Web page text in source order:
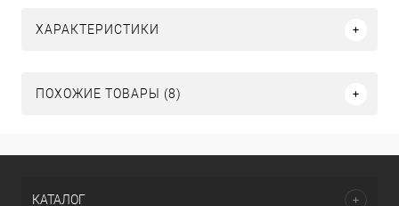
ХАРАКТЕРИСТИКИ
ПОХОЖИЕ ТОВАРЫ (8)
КАТАЛОГ